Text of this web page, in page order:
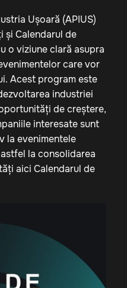
Ușoară (APIUS)
și Calendarul de
o viziune clară asupra
care vor
Acest program este
industriei
de creștere,
interesate sunt
la evenimentele
la consolidarea
aici Calendarul de